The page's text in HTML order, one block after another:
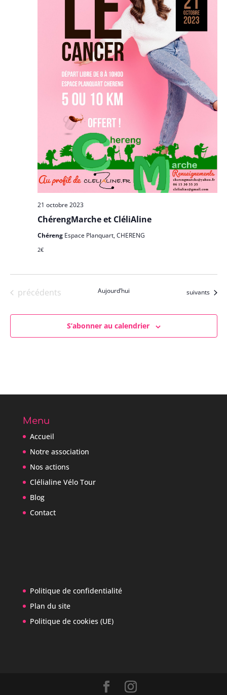
ChérengMarche et CléliAline
21 octobre 2023
Chéreng Espace Planquart, CHERENG
2€
Évènements
précédents Aujourd’hui Évènements
suivants
S’abonner au calendrier
Menu
Accueil
Notre association
Nos actions
Clélialine Vélo Tour
Blog
Contact
Politique de confidentialité
Plan du site
Politique de cookies (UE)